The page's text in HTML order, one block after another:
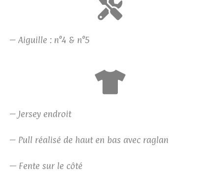
– Aiguille : n°4 & n°5
– Jersey endroit
– Pull réalisé de haut en bas avec raglan
— Fente sur le côté